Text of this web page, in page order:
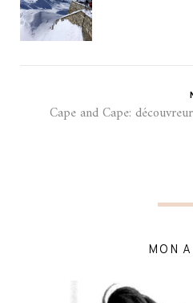
Cape and Cape:
MON